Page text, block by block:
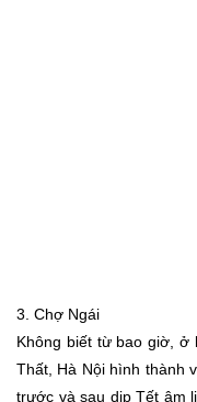
3. Chợ Ngái
Không biết từ bao giờ, ở
Thất, Hà Nội hình thành
trước và sau dịp Tết âm